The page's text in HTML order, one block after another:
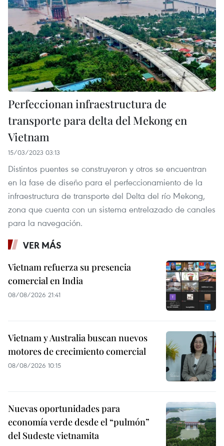
Perfeccionan infraestructura de
transporte para delta del Mekong en
Vietnam
15/03/2023 03:13
Distintos puentes se construyeron y otros se encuentran
en la fase de diseño para el perfeccionamiento de la
infraestructura de transporte del Delta del río Mekong,
zona que cuenta con un sistema entrelazado de canales
para la navegación.
VER MÁS
Vietnam refuerza su presencia
comercial en India
08/08/2026 21:41
Vietnam y Australia buscan nuevos
motores de crecimiento comercial
08/08/2026 10:15
Nuevas oportunidades para
economía verde desde el “pulmón”
del Sudeste vietnamita